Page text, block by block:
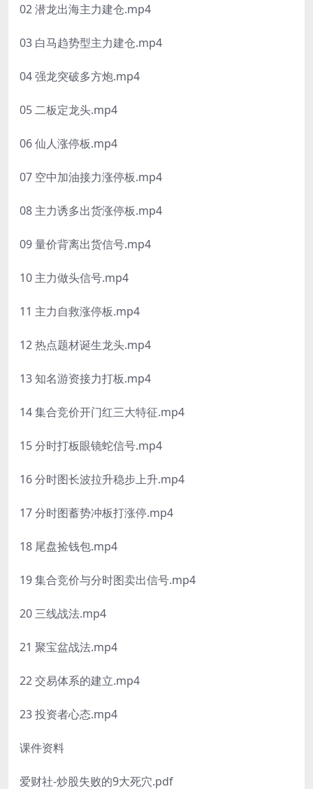
02 潜龙出海主力建仓.mp4
03 白马趋势型主力建仓.mp4
04 强龙突破多方炮.mp4
05 二板定龙头.mp4
06 仙人涨停板.mp4
07 空中加油接力涨停板.mp4
08 主力诱多出货涨停板.mp4
09 量价背离出货信号.mp4
10 主力做头信号.mp4
11 主力自救涨停板.mp4
12 热点题材诞生龙头.mp4
13 知名游资接力打板.mp4
14 集合竞价开门红三大特征.mp4
15 分时打板眼镜蛇信号.mp4
16 分时图长波拉升稳步上升.mp4
17 分时图蓄势冲板打涨停.mp4
18 尾盘捡钱包.mp4
19 集合竞价与分时图卖出信号.mp4
20 三线战法.mp4
21 聚宝盆战法.mp4
22 交易体系的建立.mp4
23 投资者心态.mp4
课件资料
爱财社-炒股失败的9大死穴.pdf